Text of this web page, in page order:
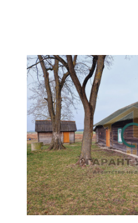
валютных эквивалентах
рассчитана на основе
официальных курсов НБ РБ
на текущую дату и
предоставлена справочно
для удобства восприятия
цен, в том числе
иностранными гражданами.